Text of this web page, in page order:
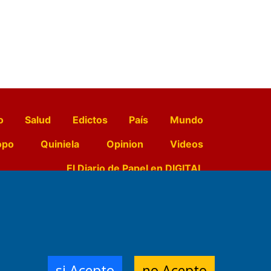
Salud Edictos País
Mundo
Quiniela Opinion
Videos
El Diario de Papel en DIGITAL